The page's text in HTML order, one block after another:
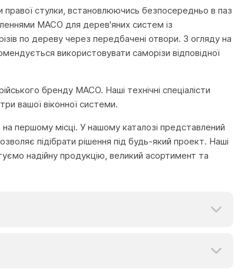
стулки, встановлюючись безпосередньо в паз
MACO для дерев'яних систем із
по дереву через передбачені отвори. З огляду на
використовувати саморізи відповідної
бренду MACO. Наші технічні спеціалісти
вашої віконної системи.
першому місці. У нашому каталозі представлений
підібрати рішення під будь-який проект. Наші
надійну продукцію, великий асортимент та